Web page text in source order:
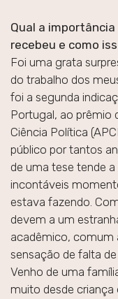
Qual a
recebeu e como
Foi uma grata
do trabalho dos
foi a segunda
Portugal, ao prêmio
Ciência Política
público por tantos
de uma tese tende
incontáveis
estava fazendo.
devem a um
acadêmico, comum
sensação de falta
Venho de uma
muito desde criança